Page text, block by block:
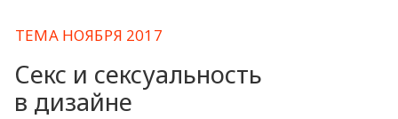
ТЕМА НОЯБРЯ 2017
Секс и сексуальность
в дизайне